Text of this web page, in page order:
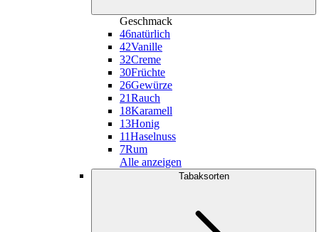
Geschmack
46natürlich
42Vanille
32Creme
30Früchte
26Gewürze
21Rauch
18Karamell
13Honig
11Haselnuss
7Rum
Alle anzeigen
Tabaksorten